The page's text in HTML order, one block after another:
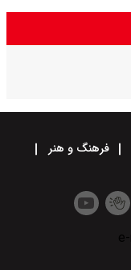
فرهنگ و هنر